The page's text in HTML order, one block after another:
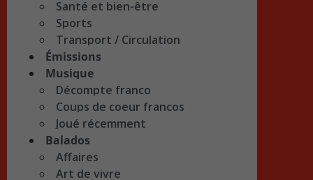
Santé et bien-être
Sports
Transport / Circulation
Émissions
Musique
Décompte franco
Coups de coeur francos
Joué récemment
Balados
Affaires
Art de vivre